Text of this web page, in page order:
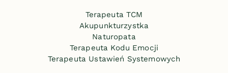
Terapeuta TCM
Akupunkturzystka
Naturopata
Terapeuta Kodu Emocji
Terapeuta Ustawień Systemowych